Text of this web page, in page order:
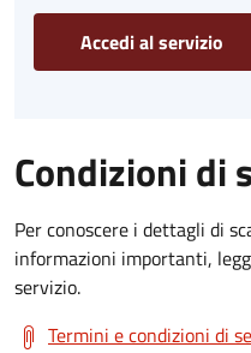
Accedi al servizio
Condizioni di
Per conoscere i dettagli di
informazioni importanti,
servizio.
Termini e condizioni di